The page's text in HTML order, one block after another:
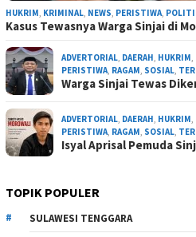
HUKRIM, KRIMINAL, NEWS, PERISTIWA,
Kasus Tewasnya Warga Sinjai di
ADVERTORIAL, DAERAH, HUKRIM,
PERISTIWA, RAGAM, SOSIAL,
Warga Sinjai Tewas
ADVERTORIAL, DAERAH, HUKRIM,
PERISTIWA, RAGAM, SOSIAL,
Isyal Aprisal Pemuda
TOPIK POPULER
SULAWESI TENGGARA